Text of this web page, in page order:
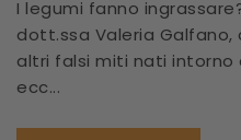
I legumi fanno
dott.ssa Valeria
altri falsi miti nati intorno
ecc...